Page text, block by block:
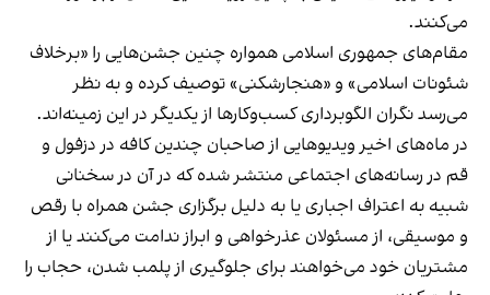
می‌کنند.
مقام‌های جمهوری اسلامی همواره چنین جشن‌هایی را «برخلاف
شئونات اسلامی» و «هنجارشکنی» توصیف کرده و به نظر
می‌رسد نگران الگوبرداری کسب‌وکارها از یکدیگر در این زمینه‌اند.
در ماه‌های اخیر ویدیوهایی از صاحبان چندین کافه در دزفول و
قم در رسانه‌های اجتماعی منتشر شده که در آن در سخنانی
شبیه به اعتراف اجباری یا به دلیل برگزاری جشن همراه با رقص
و موسیقی، از مسئولان عذرخواهی و ابراز ندامت می‌کنند یا از
مشتریان خود می‌خواهند برای جلوگیری از پلمب شدن، حجاب را